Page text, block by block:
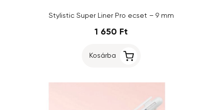
Stylistic Super Liner Pro ecset – 9 mm
1 650 Ft
Kosárba